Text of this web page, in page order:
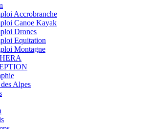
Accrobranche
Canoe Kayak
Drones
Equitation
Montagne
Alpes